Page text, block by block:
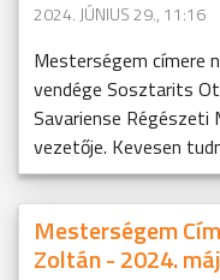
2024. JÚNIUS 29., 11:16
Mesterségem címere
vendége Sosztarits
Savariense Régészeti
vezetője. Kevesen
Mesterségem
Zoltán - 2024.